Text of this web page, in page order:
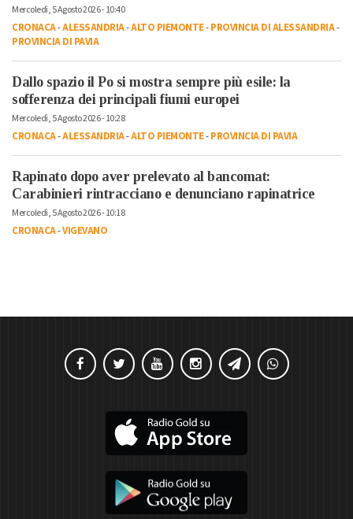
Mercoledì, 5 Agosto 2026 - 10:40
CRONACA-ALESSANDRIA-ALTO PIEMONTE-PROVINCIA DI ALESSANDRIA-
PROVINCIA DI PAVIA
Dallo spazio il Po si mostra sempre più esile: la
sofferenza dei principali fiumi europei
Mercoledì, 5 Agosto 2026 - 10:28
CRONACA-ALESSANDRIA-ALTO PIEMONTE-PROVINCIA DI PAVIA
Rapinato dopo aver prelevato al bancomat:
Carabinieri rintracciano e denunciano rapinatrice
Mercoledì, 5 Agosto 2026 - 10:18
CRONACA-VIGEVANO